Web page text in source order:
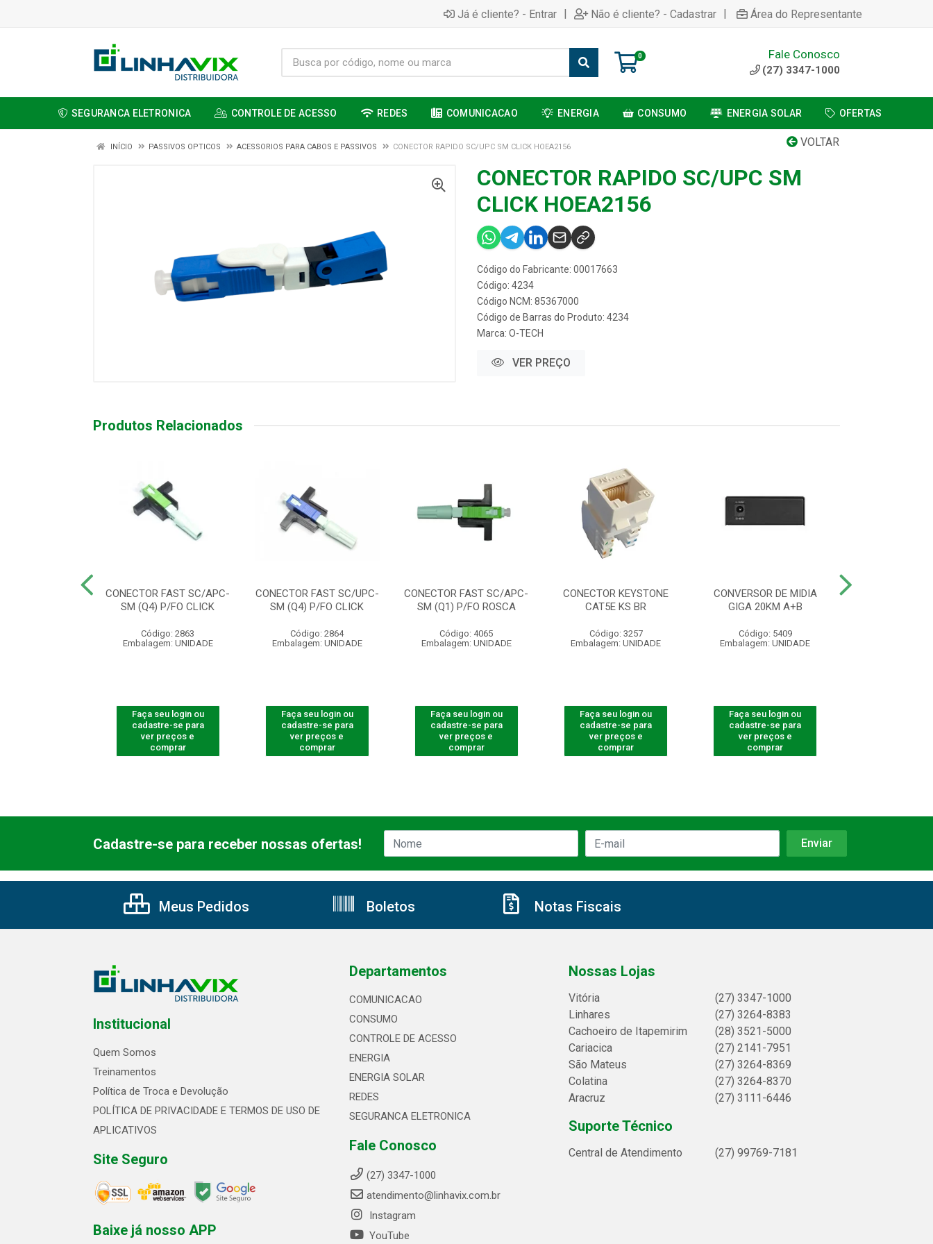
Já é cliente? - Entrar | Não é cliente? - Cadastrar | Área do Representante
0 Fale Conosco
(27) 3347-1000
SEGURANCA ELETRONICA CONTROLE DE ACESSO REDES COMUNICACAO ENERGIA CONSUMO ENERGIA SOLAR OFERTAS
VOLTAR
INÍCIO PASSIVOS OPTICOS ACESSORIOS PARA CABOS E PASSIVOS CONECTOR RAPIDO SC/UPC SM CLICK HOEA2156
CONECTOR RAPIDO SC/UPC SM
CLICK HOEA2156
Código do Fabricante: 00017663
Código: 4234
Código NCM: 85367000
Código de Barras do Produto: 4234
Marca: O-TECH
VER PREÇO
Produtos Relacionados
CONECTOR FAST SC/APC-
SM (Q4) P/FO CLICK
Código: 2863
Embalagem: UNIDADE
Faça seu login ou
cadastre-se para
ver preços e
comprar
CONECTOR FAST SC/UPC-
SM (Q4) P/FO CLICK
Código: 2864
Embalagem: UNIDADE
Faça seu login ou
cadastre-se para
ver preços e
comprar
CONECTOR FAST SC/APC-
SM (Q1) P/FO ROSCA
Código: 4065
Embalagem: UNIDADE
Faça seu login ou
cadastre-se para
ver preços e
comprar
CONECTOR KEYSTONE
CAT5E KS BR
Código: 3257
Embalagem: UNIDADE
Faça seu login ou
cadastre-se para
ver preços e
comprar
CONVERSOR DE MIDIA
GIGA 20KM A+B
Código: 5409
Embalagem: UNIDADE
Faça seu login ou
cadastre-se para
ver preços e
comprar
Cadastre-se para receber nossas ofertas!
Meus Pedidos Boletos Notas Fiscais
Institucional
Quem Somos
Treinamentos
Política de Troca e Devolução
POLÍTICA DE PRIVACIDADE E TERMOS DE USO DE
APLICATIVOS
Site Seguro
Baixe já nosso APP
Departamentos
COMUNICACAO
CONSUMO
CONTROLE DE ACESSO
ENERGIA
ENERGIA SOLAR
REDES
SEGURANCA ELETRONICA
Fale Conosco
(27) 3347-1000
atendimento@linhavix.com.br
Instagram
YouTube
Nossas Lojas
Vitória
(27) 3347-1000
Linhares
(27) 3264-8383
Cachoeiro de Itapemirim
(28) 3521-5000
Cariacica
(27) 2141-7951
São Mateus
(27) 3264-8369
Colatina
(27) 3264-8370
Aracruz
(27) 3111-6446
Suporte Técnico
Central de Atendimento (27) 99769-7181